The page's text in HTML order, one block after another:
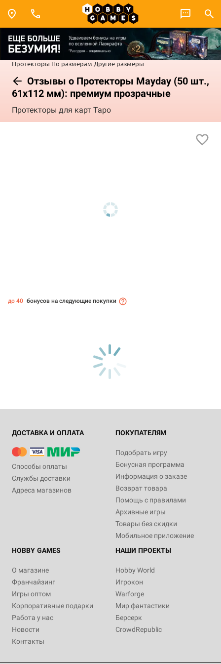
Протекторы По размерам Другие размеры
Отзывы о Протекторы Mayday (50 шт.,
61x112 мм): премиум прозрачные
Протекторы для карт Таро
до 40 бонусов на следующие покупки
ДОСТАВКА И ОПЛАТА
Способы оплаты
Службы доставки
Адреса магазинов
ПОКУПАТЕЛЯМ
Подобрать игру
Бонусная программа
Информация о заказе
Возврат товара
Помощь с правилами
Архивные игры
Товары без скидки
Мобильное приложение
HOBBY GAMES
О магазине
Франчайзинг
Игры оптом
Корпоративные подарки
Работа у нас
Новости
Контакты
НАШИ ПРОЕКТЫ
Hobby World
Игрокон
Warforge
Мир фантастики
Берсерк
CrowdRepublic